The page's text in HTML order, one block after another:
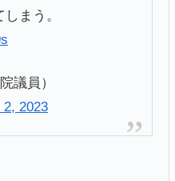
まう。
議員）
2, 2023